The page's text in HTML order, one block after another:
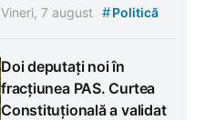
Vineri, 7 august #Politică
Doi deputați noi în
fracțiunea PAS. Curtea
Constituțională a validat